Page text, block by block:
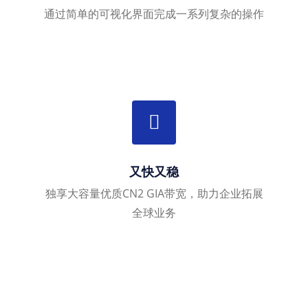
通过简单的可视化界面完成一系列复杂的操作
又快又稳
独享大容量优质CN2 GIA带宽，助力企业拓展
全球业务